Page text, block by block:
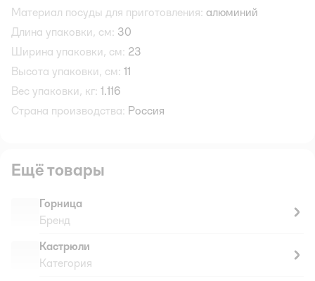
Материал посуды для приготовления: алюминий
Длина упаковки, см: 30
Ширина упаковки, см: 23
Высота упаковки, см: 11
Вес упаковки, кг: 1.116
Страна производства: Россия
Ещё товары
Горница
Бренд
Кастрюли
Категория